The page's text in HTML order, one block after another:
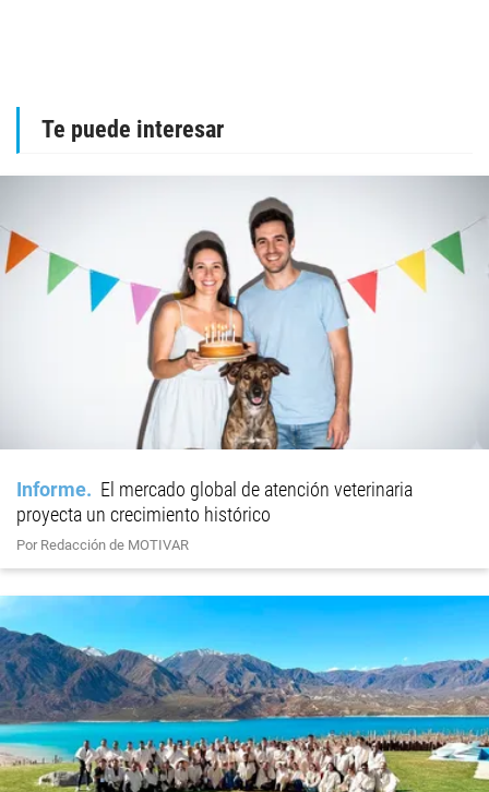
Te puede interesar
Informe
El mercado global de atención veterinaria
proyecta un crecimiento histórico
Por Redacción de MOTIVAR